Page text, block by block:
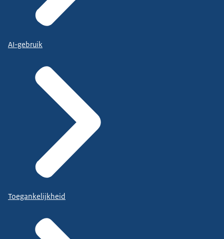
AI-gebruik
Toegankelijkheid